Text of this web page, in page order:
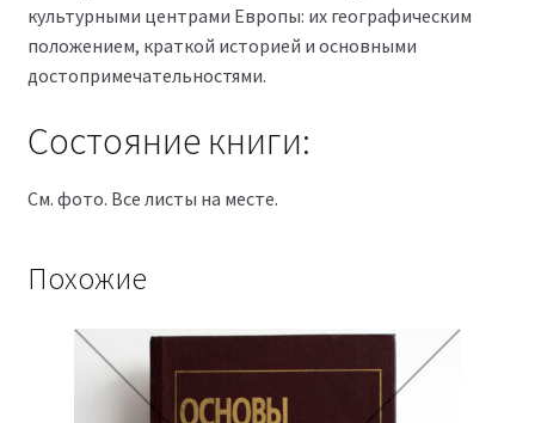
культурными центрами Европы: их географическим
положением, краткой историей и основными
достопримечательностями.
Состояние книги:
См. фото. Все листы на месте.
Похожие